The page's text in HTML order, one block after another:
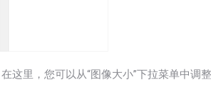
这里，您可以从“图像大小”下拉菜单中调整